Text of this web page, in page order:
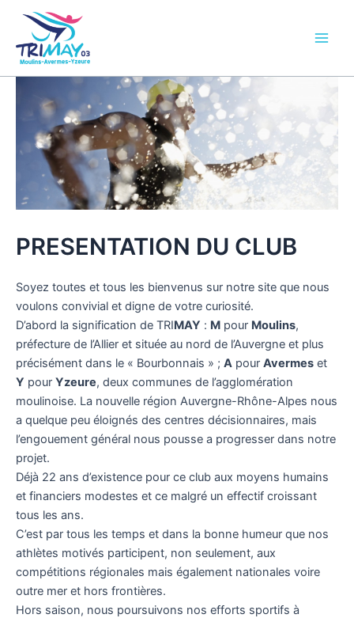
contenu
PRESENTATION DU CLUB
Soyez toutes et tous les bienvenus sur notre site que nous
voulons convivial et digne de votre curiosité.
D’abord la signification de TRIMAY : M pour Moulins,
préfecture de l’Allier et située au nord de l’Auvergne et plus
précisément dans le « Bourbonnais » ; A pour Avermes et
Y pour Yzeure, deux communes de l’agglomération
moulinoise. La nouvelle région Auvergne-Rhône-Alpes nous
a quelque peu éloignés des centres décisionnaires, mais
l’engouement général nous pousse a progresser dans notre
projet.
Déjà 22 ans d’existence pour ce club aux moyens humains
et financiers modestes et ce malgré un effectif croissant
tous les ans.
C’est par tous les temps et dans la bonne humeur que nos
athlètes motivés participent, non seulement, aux
compétitions régionales mais également nationales voire
outre mer et hors frontières.
Hors saison, nous poursuivons nos efforts sportifs à